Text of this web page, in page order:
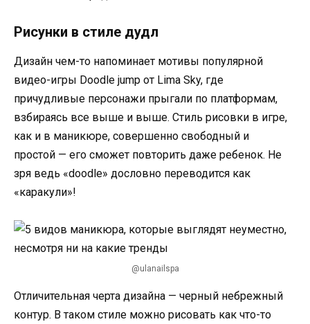
Рисунки в стиле дудл
Дизайн чем-то напоминает мотивы популярной
видео-игры Doodle jump от Lima Sky, где
причудливые персонажи прыгали по платформам,
взбираясь все выше и выше. Стиль рисовки в игре,
как и в маникюре, совершенно свободный и
простой — его сможет повторить даже ребенок. Не
зря ведь «doodle» дословно переводится как
«каракули»!
@ulanailspa
Отличительная черта дизайна — черный небрежный
контур. В таком стиле можно рисовать как что-то